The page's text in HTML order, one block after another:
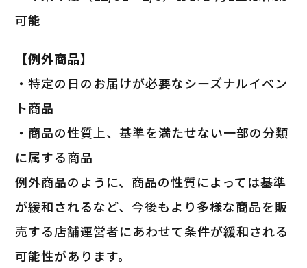
可能
【例外商品】
・特定の日のお届けが必要なシーズナルイベン
ト商品
・商品の性質上、基準を満たせない一部の分類
に属する商品
例外商品のように、商品の性質によっては基準
が緩和されるなど、今後もより多様な商品を販
売する店舗運営者にあわせて条件が緩和される
可能性があります。